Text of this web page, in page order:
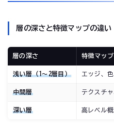
層の深さと特徴マップの違い
層の深さ 特徴マッ
浅い層（1〜2層目） エッジ、
中間層 テクスチ
深い層 高レベル